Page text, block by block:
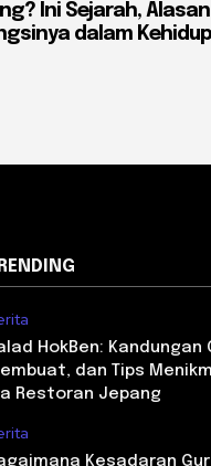
Ini Sejarah,
dalam
HokBen: Kandungan
dan Tips
Restoran Jepang
Kesadaran